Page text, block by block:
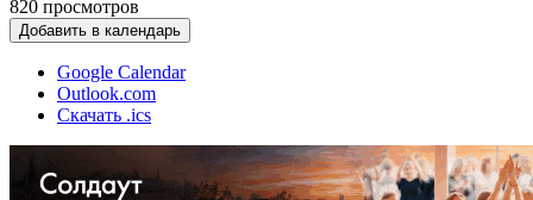
820 просмотров
Добавить в календарь
Google Calendar
Outlook.com
Скачать .ics